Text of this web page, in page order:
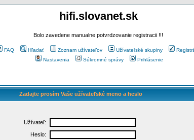
hifi.slovanet.sk
Bolo zavedene manualne potvrdzovanie registracii !!!
FAQ Hľadať Zoznam užívateľov Užívateľské skupiny
Nastavenia
Súkromné správy Prihlásenie
Zadajte prosím Vaše užívateľské meno a heslo
Užívateľ:
Heslo: